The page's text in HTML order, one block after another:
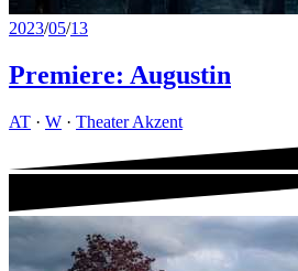
2023/05/13
Premiere: Augustin
AT · W · Theater Akzent